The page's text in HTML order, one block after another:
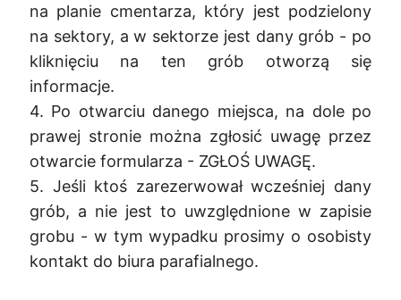
na planie cmentarza, który jest podzielony
na sektory, a w sektorze jest dany grób - po
kliknięciu na ten grób otworzą się
informacje.
4. Po otwarciu danego miejsca, na dole po
prawej stronie można zgłosić uwagę przez
otwarcie formularza - ZGŁOŚ UWAGĘ.
5. Jeśli ktoś zarezerwował wcześniej dany
grób, a nie jest to uwzględnione w zapisie
grobu - w tym wypadku prosimy o osobisty
kontakt do biura parafialnego.